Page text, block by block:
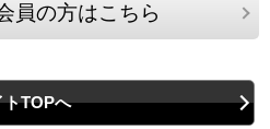
員の方はこちら
トTOPへ